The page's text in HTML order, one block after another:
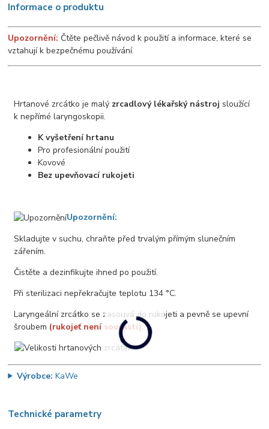
Informace o produktu
Upozornění: Čtěte pečlivě návod k použití a informace, které se
vztahují k bezpečnému používání.
Hrtanové zrcátko je malý zrcadlový lékařský nástroj sloužící
k nepřímé laryngoskopii.
K vyšetření hrtanu
Pro profesionální použití
Kovové
Bez upevňovací rukojeti
Upozornění:
Skladujte v suchu, chraňte před trvalým přímým slunečním
zářením.
Čistěte a dezinfikujte ihned po použití.
Při sterilizaci nepřekračujte teplotu 134 °C.
Laryngeální zrcátko se zasouvá do rukojeti a pevně se upevní
šroubem (rukojeť není součástí).
Výrobce: KaWe
Technické parametry